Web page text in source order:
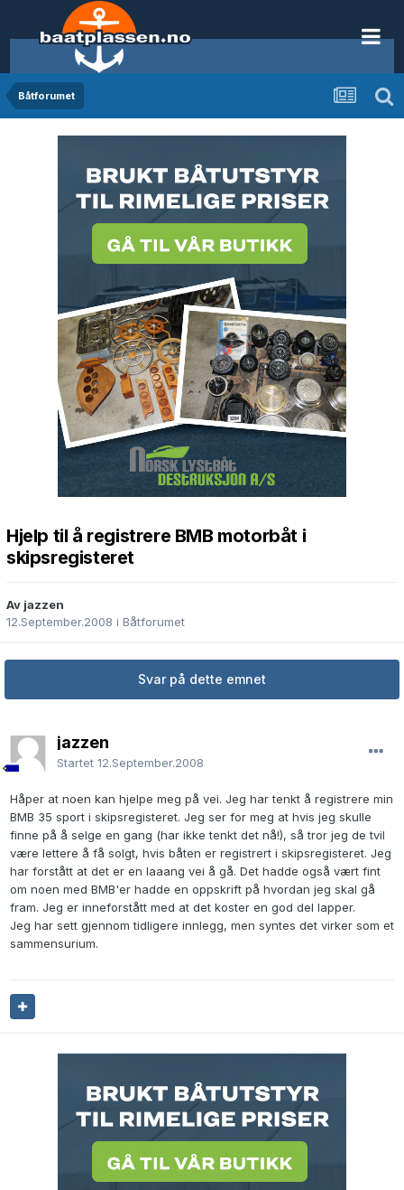
Båtforumet
Hjelp til å registrere BMB motorbåt i
skipsregisteret
Av jazzen
12.September.2008 i Båtforumet
Svar på dette emnet
jazzen
Startet 12.September.2008
Håper at noen kan hjelpe meg på vei. Jeg har tenkt å registrere min
BMB 35 sport i skipsregisteret. Jeg ser for meg at hvis jeg skulle
finne på å selge en gang (har ikke tenkt det nå!), så tror jeg de tvil
være lettere å få solgt, hvis båten er registrert i skipsregisteret. Jeg
har forstått at det er en laaang vei å gå. Det hadde også vært fint
om noen med BMB'er hadde en oppskrift på hvordan jeg skal gå
fram. Jeg er inneforstått med at det koster en god del lapper.
Jeg har sett gjennom tidligere innlegg, men syntes det virker som et
sammensurium.